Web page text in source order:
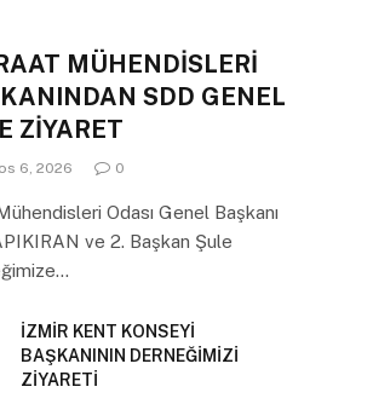
MÜHENDİSLERİ
SDD GENEL
ZİYARET
6, 2026 0
Odası Genel Başkanı
ve 2. Başkan Şule
İZMİR KENT KONSEYİ
BAŞKANININ DERNEĞİMİZİ
ZİYARETİ